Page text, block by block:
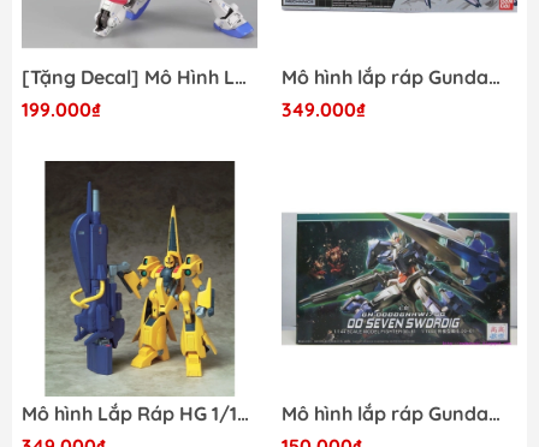
[Tặng Decal] Mô Hình Lắp Ráp G3 HG 1/144 THE GUNDAM BASE LIMITED RX-78-2 GUNDAM [BEYOND GLOBAL]
199.000₫
Mô hình lắp ráp Gundam HG 1/550 RX-78GP03 DENDROBIUM BANDAI 4573102628961
349.000₫
Mô hình Lắp Ráp HG 1/144 HGUC MSA-005 Methuss Bandai 4573102631442
Mô hình lắp ráp Gundam HG OO Seven Sword TTHongli 061